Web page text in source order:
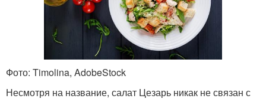
Фото: Timolina, AdobeStock
Несмотря на название, салат Цезарь никак не связан с